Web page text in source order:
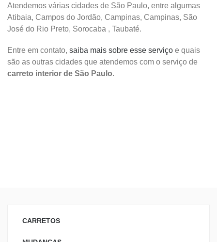
Atendemos várias cidades de São Paulo, entre algumas
Atibaia, Campos do Jordão, Campinas, Campinas, São
José do Rio Preto, Sorocaba , Taubaté.
Entre em contato, saiba mais sobre esse serviço e quais
são as outras cidades que atendemos com o serviço de
carreto interior de São Paulo.
CARRETOS